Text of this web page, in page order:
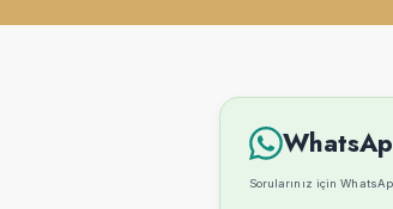
Sorularınız için